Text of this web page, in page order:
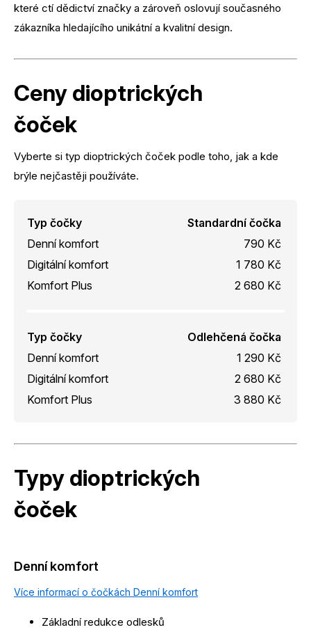
které ctí dědictví značky a zároveň oslovují současného
zákazníka hledajícího unikátní a kvalitní design.
Ceny dioptrických
čoček
Vyberte si typ dioptrických čoček podle toho, jak a kde
brýle nejčastěji používáte.
Typ čočky
Standardní čočka
Denní komfort
790 Kč
Digitální komfort
1 780 Kč
Komfort Plus
2 680 Kč
Typ čočky
Odlehčená čočka
Denní komfort
1 290 Kč
Digitální komfort
2 680 Kč
Komfort Plus
3 880 Kč
Typy dioptrických
čoček
Denní komfort
Více informací o čočkách Denní komfort
Základní redukce odlesků